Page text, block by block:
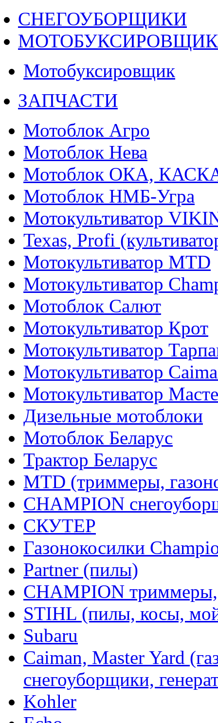
СНЕГОУБОРЩИКИ
Мотобуксировщик
ЗАПЧАСТИ
Мотоблок Агро
Мотоблок Нева
Мотоблок ОКА,
Мотоблок НМБ-Угра
Мотокультиватор
Texas, Profi
Мотокультиватор MTD
Мотокультиватор
Мотоблок Салют
Мотокультиватор Крот
Мотокультиватор
Мотокультиватор
Мотокультиватор
Дизельные мотоблоки
Мотоблок Беларус
Трактор Беларус
MTD (триммеры,
CHAMPION
СКУТЕР
Газонокосилки
Partner (пилы)
CHAMPION
STIHL (пилы, косы,
Subaru
Caiman, Master Yard
снегоуборщики,
Kohler